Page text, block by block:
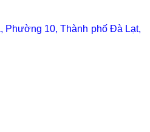
Phường 10, Thành phố Đà Lạt,